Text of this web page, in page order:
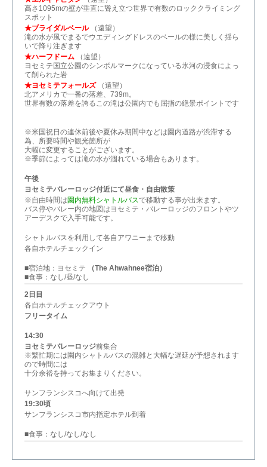
高さ1095mの壁が垂直に聳え立つ世界で有数のロッククライミング
スポット
★ブライダルベール（遠望）
滝の水が風でまるでウエディングドレスのベールの様に美しく揺ら
いで降り注ぎます
★ハーフドーム （遠望）
ヨセミテ国立公園のシンボルマークになっている氷河の浸食によっ
て削られた岩
★ヨセミテフォールズ（遠望）
北アメリカで一番の落差、739m。
世界有数の落差を誇るこの滝は公園内でも屈指の絶景ポイントです
※米国祝日の連休前後や夏休み期間中などは園内道路が渋滞する
為、所要時間や観光箇所が
大幅に変更することがございます。
※季節によっては滝の水が涸れている場合もあります。
午後
ヨセミテバレーロッジ付近にて昼食・自由散策
※自由時間は 園内無料シャトルバスで移動する事が出来ます。
バス停やバレー内の地図はヨセミテ・バレーロッジのフロントやツ
アーデスクで入手可能です。
シャトルバスを利用して各自アワニーまで移動
各自ホテルチェックイン
■宿泊地：ヨセミテ
（The Ahwahnee宿泊）
■食事：なし/昼/なし
2日目
各自ホテルチェックアウト
フリータイム
14:30
ヨセミテバレーロッジ前集合
※繁忙期には園内シャトルバスの混雑と大幅な遅延が予想されます
ので時間には
十分余裕を持ってお集まりください。
サンフランシスコへ向けて出発
19:30頃
サンフランシスコ市内指定ホテル到着
■食事：なし/なし/なし